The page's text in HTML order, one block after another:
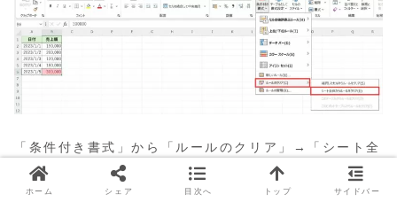
「条件付き書式」から「ルールのクリア」→「シート全
体からルールをクリア」をクリックすることで、シート
に設定されているすべての条件付き書式を削除すること
ホーム シェア 目次へ トップ サイドバー